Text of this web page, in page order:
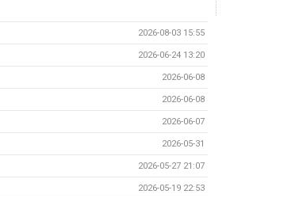
2026-08-03 15:55
2026-06-24 13:20
2026-06-08
2026-06-08
2026-06-07
2026-05-31
2026-05-27 21:07
2026-05-19 22:53